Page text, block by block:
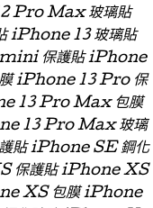
Pro Max 玻璃貼
iPhone 13 玻璃貼
保護貼 iPhone
iPhone 13 Pro 保
13 Pro Max 包膜
13 Pro Max 玻璃
貼 iPhone SE 鋼化
保護貼 iPhone XS
XS 包膜 iPhone